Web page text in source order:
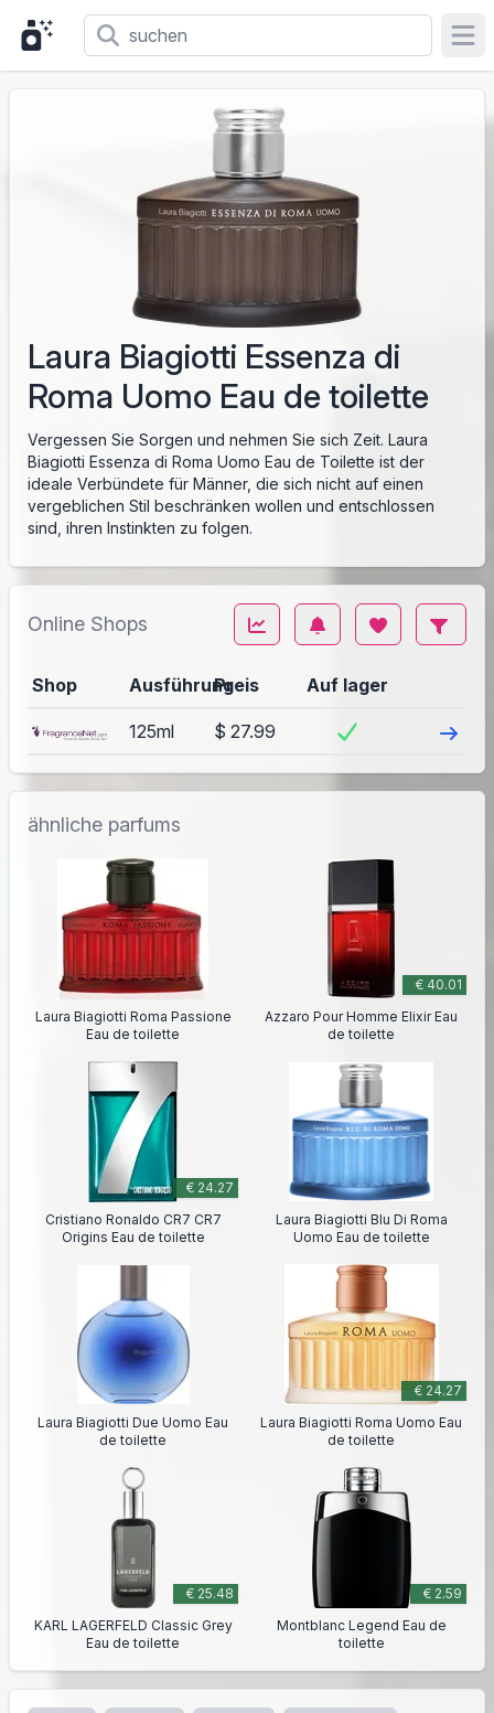
Laura Biagiotti Essenza di
Roma Uomo Eau de toilette
Vergessen Sie Sorgen und nehmen Sie sich Zeit. Laura
Biagiotti Essenza di Roma Uomo Eau de Toilette ist der
ideale Verbündete für Männer, die sich nicht auf einen
vergeblichen Stil beschränken wollen und entschlossen
sind, ihren Instinkten zu folgen.
Online Shops
Shop AusführungPreis Auf lager
125ml $ 27.99 Besuch
ähnliche parfums
Laura Biagiotti Roma Passione
Eau de toilette
€ 40.01
Azzaro Pour Homme Elixir Eau
de toilette
€ 24.27
Cristiano Ronaldo CR7 CR7
Origins Eau de toilette
Laura Biagiotti Blu Di Roma
Uomo Eau de toilette
Laura Biagiotti Due Uomo Eau
de toilette
€ 24.27
Laura Biagiotti Roma Uomo Eau
de toilette
€ 25.48
KARL LAGERFELD Classic Grey
Eau de toilette
€ 2.59
Montblanc Legend Eau de
toilette